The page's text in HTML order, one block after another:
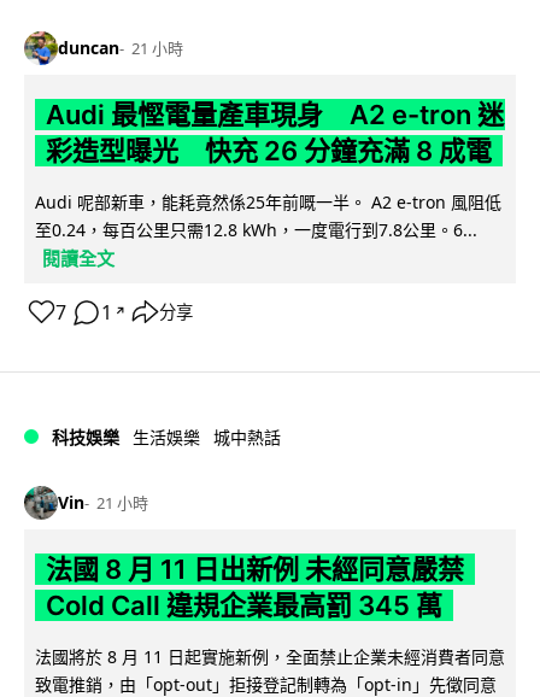
duncan 21 小時
Audi 最慳電量產車現身 A2 e-tron 迷
彩造型曝光 快充 26 分鐘充滿 8 成電
Audi 呢部新車，能耗竟然係25年前嘅一半。 A2 e-tron 風阻低
至0.24，每百公里只需12.8 kWh，一度電行到7.8公里。6...
閱讀全文
7 1 ↗ 分享
科技娛樂 生活娛樂 城中熱話
Vin 21 小時
法國 8 月 11 日出新例 未經同意嚴禁
Cold Call 違規企業最高罰 345 萬
法國將於 8 月 11 日起實施新例，全面禁止企業未經消費者同意
致電推銷，由「opt-out」拒接登記制轉為「opt-in」先徵同意